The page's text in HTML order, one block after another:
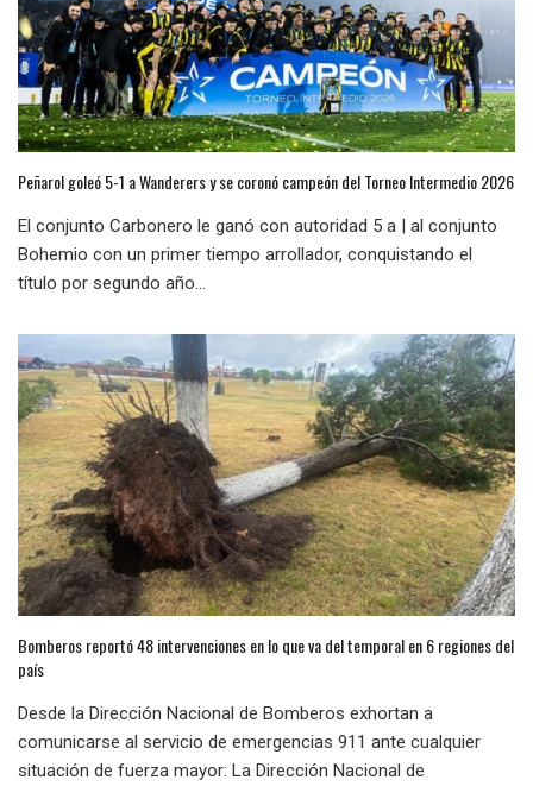
Peñarol goleó 5-1 a Wanderers y se coronó campeón del Torneo Intermedio 2026
El conjunto Carbonero le ganó con autoridad 5 a | al conjunto
Bohemio con un primer tiempo arrollador, conquistando el
título por segundo año...
Bomberos reportó 48 intervenciones en lo que va del temporal en 6 regiones del
país
Desde la Dirección Nacional de Bomberos exhortan a
comunicarse al servicio de emergencias 911 ante cualquier
situación de fuerza mayor: La Dirección Nacional de